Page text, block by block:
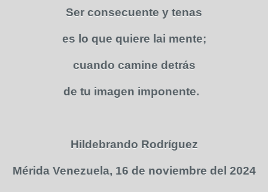
Ser consecuente y tenas
es lo que quiere lai mente;
cuando camine detrás
de tu imagen imponente.
Hildebrando Rodríguez
Mérida Venezuela, 16 de noviembre del 2024